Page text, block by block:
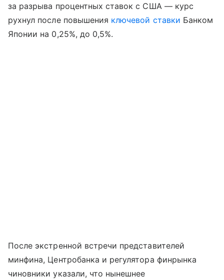
за разрыва процентных ставок с США — курс
рухнул после повышения ключевой ставки Банком
Японии на 0,25%, до 0,5%.
После экстренной встречи представителей
минфина, Центробанка и регулятора финрынка
чиновники указали, что нынешнее